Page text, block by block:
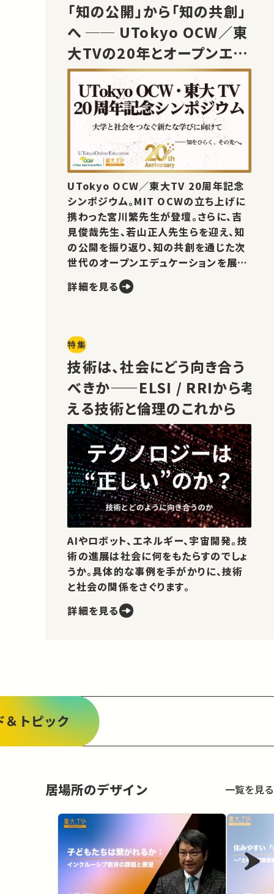
「知の公開」から「知の共創」
へ ── UTokyo OCW／東
大TVの20年とオープンエデ
ュケーションの未来
UTokyo OCW／東大TV 20周年記念
シンポジウム。MIT OCWの立ち上げに
携わった宮川繁先生が登壇。さらに、吉
見俊哉先生、若山正人先生らを迎え、知
の公開を振り返り、知の共創を通じた次
世代のオープンエデュケーションを展望
詳細を見る
特集
技術は、社会にどう向き合う
べきか——ELSI / RRIから考
える技術と倫理のこれから
AIやロボット、エネルギー、宇宙開発。技
術の進展は社会に何をもたらすのでしょ
うか。具体的な事例を手がかりに、技術
と社会の関係をさぐります。
詳細を見る
＆トピック
居場所のデザイン 一覧を見る